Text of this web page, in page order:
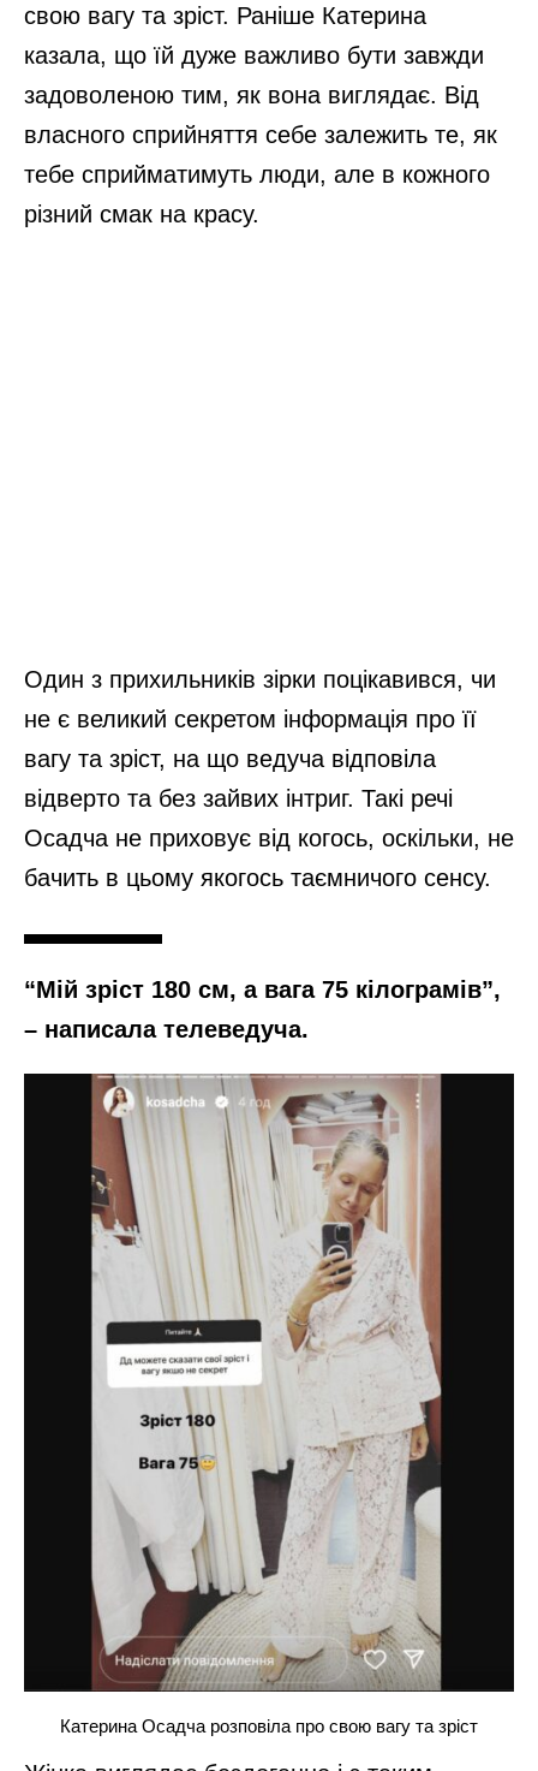
свою вагу та зріст. Раніше Катерина
казала, що їй дуже важливо бути завжди
задоволеною тим, як вона виглядає. Від
власного сприйняття себе залежить те, як
тебе сприйматимуть люди, але в кожного
різний смак на красу.
Один з прихильників зірки поцікавився, чи
не є великий секретом інформація про її
вагу та зріст, на що ведуча відповіла
відверто та без зайвих інтриг. Такі речі
Осадча не приховує від когось, оскільки, не
бачить в цьому якогось таємничого сенсу.
“Мій зріст 180 см, а вага 75 кілограмів”,
– написала телеведуча.
Катерина Осадча розповіла про свою вагу та зріст